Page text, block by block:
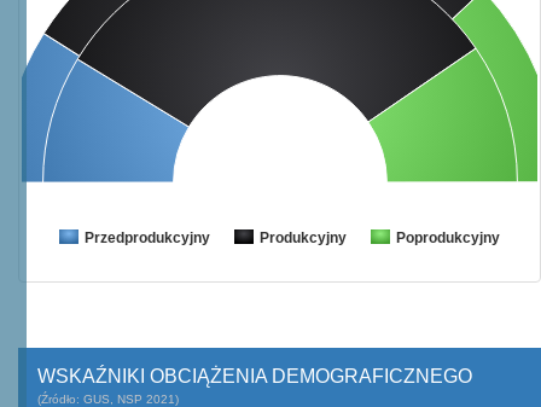
Przedprodukcyjny Produkcyjny Poprodukcyjny
WSKAŹNIKI OBCIĄŻENIA DEMOGRAFICZNEGO
(Źródło: GUS, NSP 2021)